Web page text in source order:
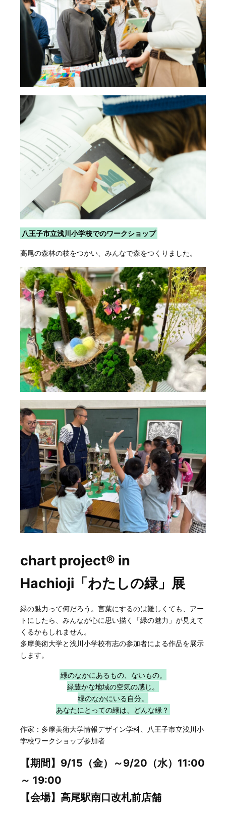
八王子市立浅川小学校でのワークショップ
高尾の森林の枝をつかい、みんなで森をつくりました。
chart project® in
Hachioji「わたしの緑」展
緑の魅力って何だろう。言葉にするのは難しくても、アー
トにしたら、みんなが心に思い描く「緑の魅力」が見えて
くるかもしれません。
多摩美術大学と浅川小学校有志の参加者による作品を展示
します。
緑のなかにあるもの、ないもの。
緑豊かな地域の空気の感じ。
緑のなかにいる自分。
あなたにとっての緑は、どんな緑？
作家：多摩美術大学情報デザイン学科、八王子市立浅川小
学校ワークショップ参加者
【期間】9/15（金）～9/20（水）11:00
～ 19:00
【会場】高尾駅南口改札前店舗